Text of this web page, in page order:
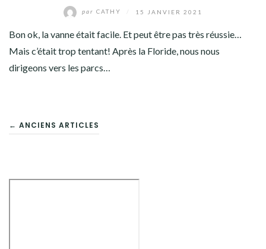
par CATHY 15 JANVIER 2021
Bon ok, la vanne était facile. Et peut être pas très réussie…
Mais c’était trop tentant! Après la Floride, nous nous
dirigeons vers les parcs…
NAVIGATION
ARTICLES
← ANCIENS ARTICLES